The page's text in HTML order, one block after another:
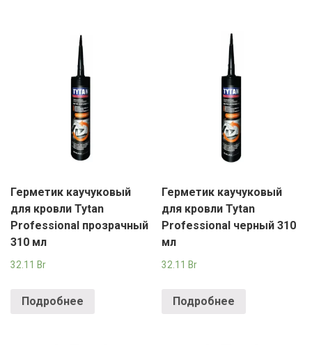
Герметик каучуковый
для кровли Tytan
Professional прозрачный
310 мл
32.11 Br
Подробнее
Герметик каучуковый
для кровли Tytan
Professional черный 310
мл
32.11 Br
Подробнее